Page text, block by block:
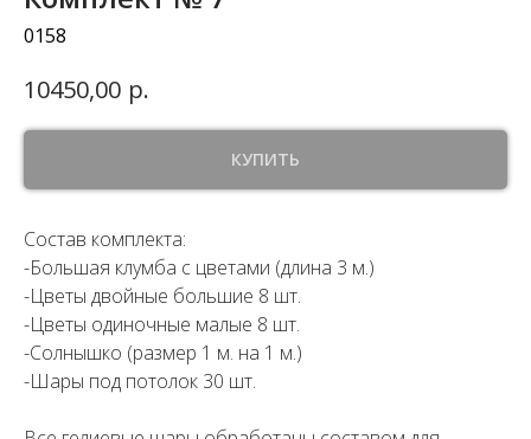
0158
10450,00 р.
КУПИТЬ
Состав комплекта:
-Большая клумба с цветами (длина 3 м.)
-Цветы двойные большие 8 шт.
-Цветы одиночные малые 8 шт.
-Солнышко (размер 1 м. на 1 м.)
-Шары под потолок 30 шт.